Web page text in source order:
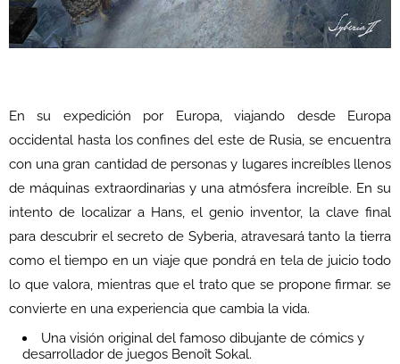
En su expedición por Europa, viajando desde Europa
occidental hasta los confines del este de Rusia, se encuentra
con una gran cantidad de personas y lugares increíbles llenos
de máquinas extraordinarias y una atmósfera increíble. En su
intento de localizar a Hans, el genio inventor, la clave final
para descubrir el secreto de Syberia, atravesará tanto la tierra
como el tiempo en un viaje que pondrá en tela de juicio todo
lo que valora, mientras que el trato que se propone firmar. se
convierte en una experiencia que cambia la vida.
Una visión original del famoso dibujante de cómics y
desarrollador de juegos Benoît Sokal.